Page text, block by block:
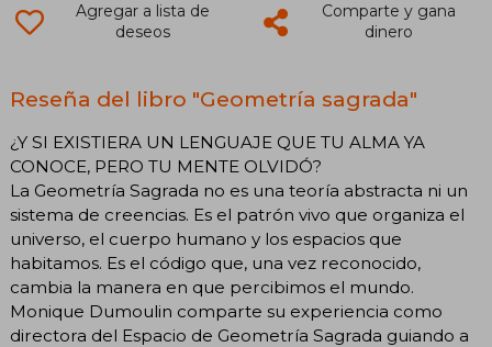
Agregar a lista de
deseos
Comparte y gana
dinero
Reseña del libro "Geometría sagrada"
¿Y SI EXISTIERA UN LENGUAJE QUE TU ALMA YA
CONOCE, PERO TU MENTE OLVIDÓ?
La Geometría Sagrada no es una teoría abstracta ni un
sistema de creencias. Es el patrón vivo que organiza el
universo, el cuerpo humano y los espacios que
habitamos. Es el código que, una vez reconocido,
cambia la manera en que percibimos el mundo.
Monique Dumoulin comparte su experiencia como
directora del Espacio de Geometría Sagrada guiando a